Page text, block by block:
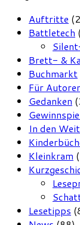
Auftritte
Battletech
Brett- &
Buchmarkt
Für
Gedanken
In den
Kleinkram
Lesetipps